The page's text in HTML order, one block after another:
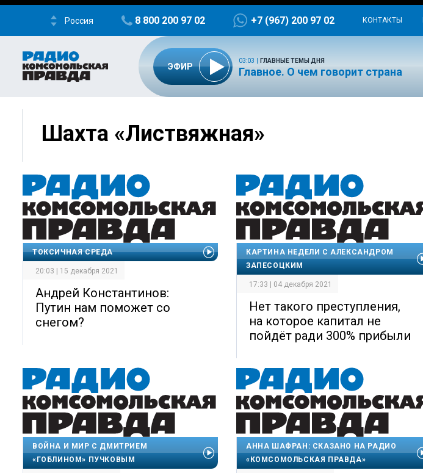
Россия 8 800 200 97 02 +7 (967) 200 97 02 КОНТАКТЫ
ЭФИР
03:03 ГЛАВНЫЕ ТЕМЫ ДНЯ
Главное. О чем говорит страна
Шахта «Листвяжная»
ТОКСИЧНАЯ СРЕДА
20:03 | 15 декабря 2021
Андрей Константинов:
Путин нам поможет со
снегом?
КАРТИНА НЕДЕЛИ С АЛЕКСАНДРОМ
ЗАПЕСОЦКИМ
17:33 | 04 декабря 2021
Нет такого преступления,
на которое капитал не
пойдёт ради 300% прибыли
ВОЙНА И МИР С ДМИТРИЕМ
«ГОБЛИНОМ» ПУЧКОВЫМ
АННА ШАФРАН: СКАЗАНО НА РАДИО
«КОМСОМОЛЬСКАЯ ПРАВДА»